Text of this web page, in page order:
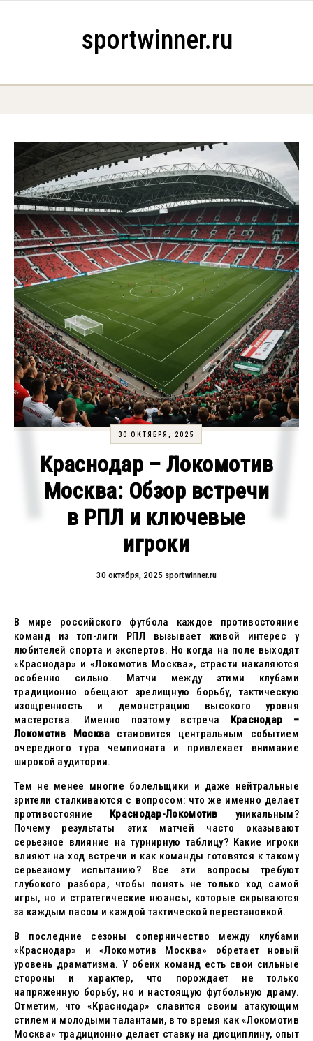
sportwinner.ru
30 ОКТЯБРЯ, 2025
Краснодар – Локомотив
Москва: Обзор встречи
в РПЛ и ключевые
игроки
30 октября, 2025 sportwinner.ru
В мире российского футбола каждое противостояние
команд из топ-лиги РПЛ вызывает живой интерес у
любителей спорта и экспертов. Но когда на поле выходят
«Краснодар» и «Локомотив Москва», страсти накаляются
особенно сильно. Матчи между этими клубами
традиционно обещают зрелищную борьбу, тактическую
изощренность и демонстрацию высокого уровня
мастерства. Именно поэтому встреча Краснодар –
Локомотив Москва становится центральным событием
очередного тура чемпионата и привлекает внимание
широкой аудитории.
Тем не менее многие болельщики и даже нейтральные
зрители сталкиваются с вопросом: что же именно делает
противостояние Краснодар-Локомотив уникальным?
Почему результаты этих матчей часто оказывают
серьезное влияние на турнирную таблицу? Какие игроки
влияют на ход встречи и как команды готовятся к такому
серьезному испытанию? Все эти вопросы требуют
глубокого разбора, чтобы понять не только ход самой
игры, но и стратегические нюансы, которые скрываются
за каждым пасом и каждой тактической перестановкой.
В последние сезоны соперничество между клубами
«Краснодар» и «Локомотив Москва» обретает новый
уровень драматизма. У обеих команд есть свои сильные
стороны и характер, что порождает не только
напряженную борьбу, но и настоящую футбольную драму.
Отметим, что «Краснодар» славится своим атакующим
стилем и молодыми талантами, в то время как «Локомотив
Москва» традиционно делает ставку на дисциплину, опыт